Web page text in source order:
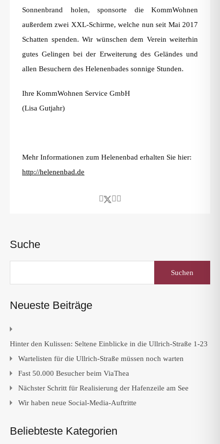
Sonnenbrand holen, sponsorte die KommWohnen
außerdem zwei XXL-Schirme, welche nun seit Mai 2017
Schatten spenden. Wir wünschen dem Verein weiterhin
gutes Gelingen bei der Erweiterung des Geländes und
allen Besuchern des Helenenbades sonnige Stunden.
Ihre KommWohnen Service GmbH
(Lisa Gutjahr)
Mehr Informationen zum Helenenbad erhalten Sie hier:
http://helenenbad.de
Suche
Neueste Beiträge
Hinter den Kulissen: Seltene Einblicke in die Ullrich-Straße 1-23
Wartelisten für die Ullrich-Straße müssen noch warten
Fast 50.000 Besucher beim ViaThea
Nächster Schritt für Realisierung der Hafenzeile am See
Wir haben neue Social-Media-Auftritte
Beliebteste Kategorien